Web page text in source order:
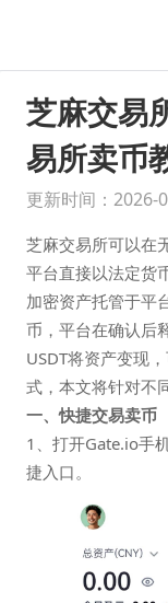
芝麻交易
易所卖币
更新时间：2026-
芝麻交易所可以在
平台直接以法定货
加密资产托管于平
币，平台在确认后
USDT将资产变现
式，本文将针对不
一、快捷交易卖币
1、打开Gate.io手
捷入口。